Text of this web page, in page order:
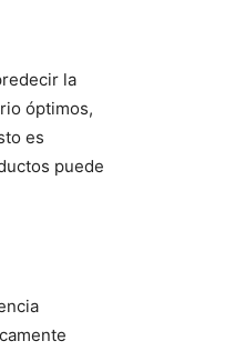
la
óptimos,
es
puede